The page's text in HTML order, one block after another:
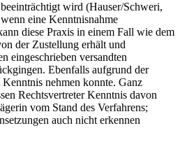
wird (Hauser/Schweri,
eine Kenntnisnahme
diese Praxis in einem Fall wie dem
der Zustellung erhält und
eingeschrieben versandten
Ebenfalls aufgrund der
nehmen konnte. Ganz
Rechtsvertreter Kenntnis davon
vom Stand des Verfahrens;
auch nicht erkennen